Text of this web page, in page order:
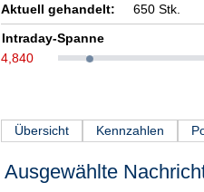
Aktuell gehandelt:
650 Stk.
Intraday-Spanne
4,840
Übersicht Kennzahlen
Ausgewählte